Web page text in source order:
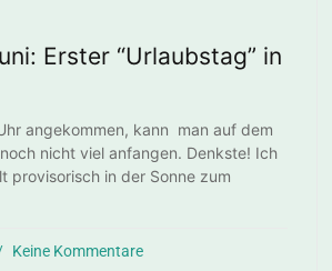
Erster “Urlaubstag” in
angekommen, kann man auf dem
nicht viel anfangen. Denkste! Ich
provisorisch in der Sonne zum
Keine Kommentare